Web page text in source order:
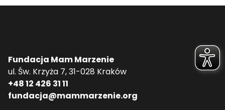
Fundacja Mam Marzenie
ul. Św. Krzyża 7, 31-028 Kraków
+48 12 426 31 11
fundacja@mammarzenie.org